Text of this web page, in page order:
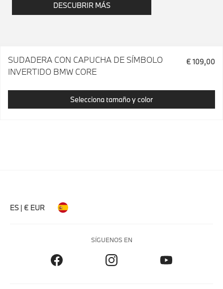
DESCUBRIR MÁS
SUDADERA CON CAPUCHA DE SÍMBOLO
INVERTIDO BMW CORE
€ 109,00
Selecciona tamaño y color
ES | € EUR
SÍGUENOS EN